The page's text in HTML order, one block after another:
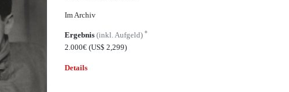
Im Archiv
Ergebnis(inkl. Aufgeld)*
2.000€(US$ 2,299)
Details